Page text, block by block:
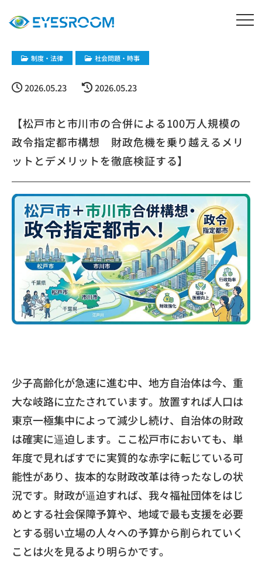
制度・法律 社会問題・時事
2026.05.23 2026.05.23
【松戸市と市川市の合併による100万人規模の
政令指定都市構想 財政危機を乗り越えるメリ
ットとデメリットを徹底検証する】
​少子高齢化が急速に進む中、地方自治体は今、 重
大な岐路に立たされています。 放置すれば人口は
東京一極集中によって減少し続け、 自治体の財政
は確実に逼迫します。ここ松戸市においても、 単
年度で見ればすでに実質的な赤字に転じている可
能性があり、 抜本的な財政改革は待ったなしの状
況です。財政が逼迫すれば、 我々福祉団体をはじ
めとする社会保障予算や、 地域で最も支援を必要
とする弱い立場の人々への予算から削られていく
ことは火を見るより明らかです。